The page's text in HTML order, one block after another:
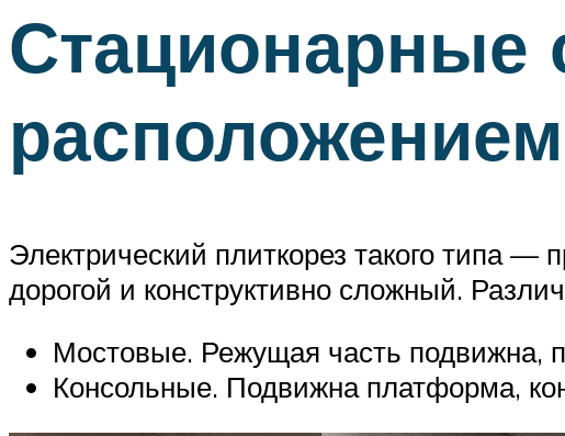
Стационарные
Электрический плиткорез такого типа
дорогой и конструктивно сложный.
Мостовые. Режущая часть подвижна,
Консольные. Подвижна платформа,